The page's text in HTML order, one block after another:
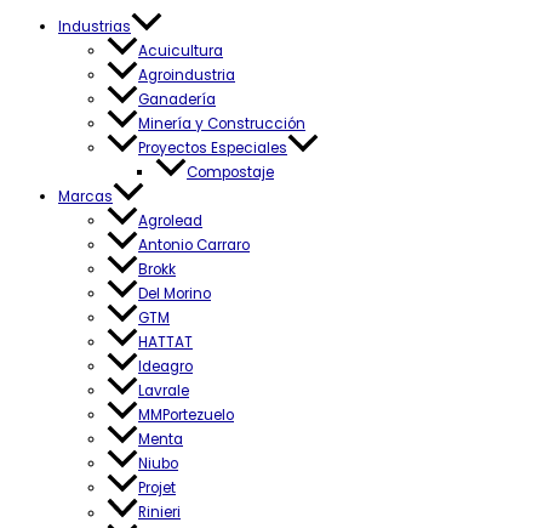
Industrias
Acuicultura
Agroindustria
Ganadería
Minería y Construcción
Proyectos Especiales
Compostaje
Marcas
Agrolead
Antonio Carraro
Brokk
Del Morino
GTM
HATTAT
Ideagro
Lavrale
MMPortezuelo
Menta
Niubo
Projet
Rinieri